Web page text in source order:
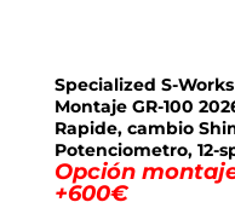
Specialized S-
Montaje GR-100
Rapide, cambio
Potenciometro, 12-
Opción
+600€